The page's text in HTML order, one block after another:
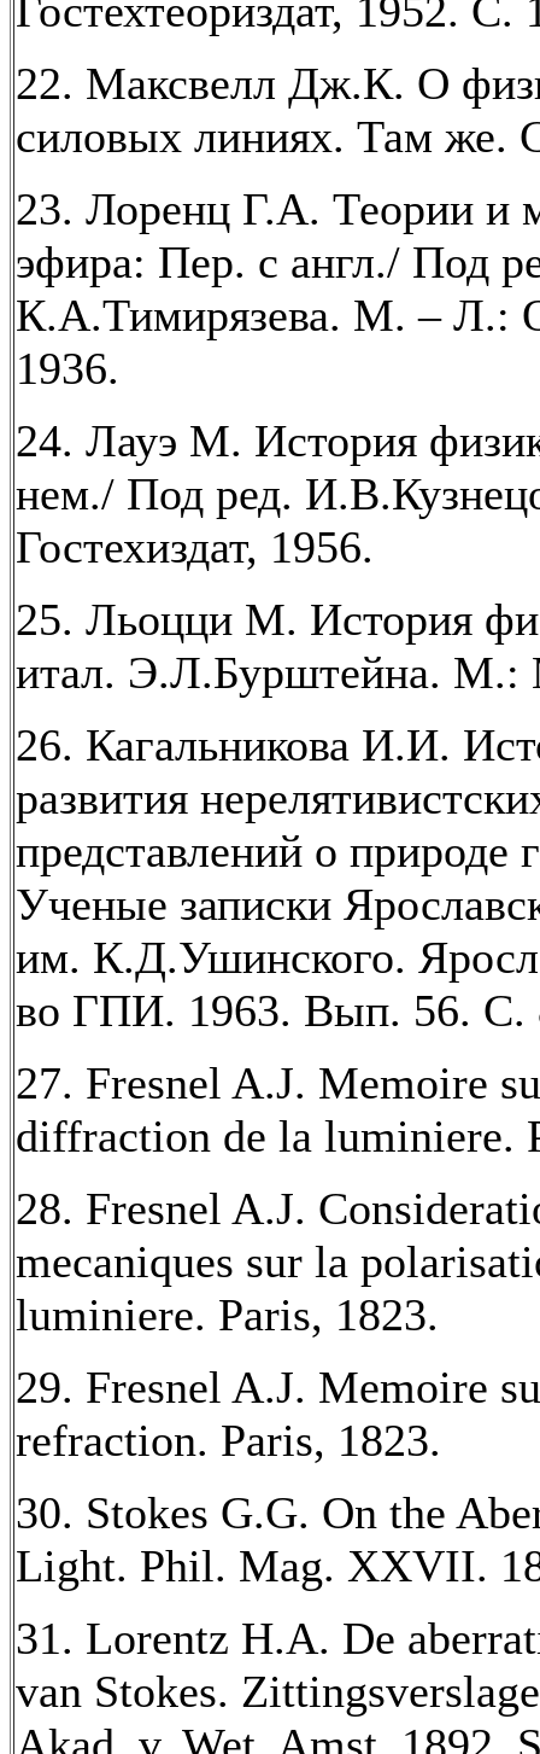
Гостехтеориздат, 1952. С.
22. Максвелл Дж.К. О
силовых линиях. Там же.
23. Лоренц Г.А. Теории и
эфира: Пер. с англ./ Под
К.А.Тимирязева. М. –
1936.
24. Лауэ М. История
нем./ Под ред.
Гостехиздат, 1956.
25. Льоцци М. История
итал. Э.Л.Бурштейна. М.:
26. Кагальникова И.И.
развития
представлений о природе
Ученые записки
им. К.Д.Ушинского.
во ГПИ. 1963. Вып. 56. С.
27. Fresnel A.J. Memoire
diffraction de la luminiere.
28. Fresnel A.J.
mecaniques sur la
luminiere. Paris, 1823.
29. Fresnel A.J. Memoire
refraction. Paris, 1823.
30. Stokes G.G. On the
Light. Phil. Mag. XXVII.
31. Lorentz H.A. De
van Stokes.